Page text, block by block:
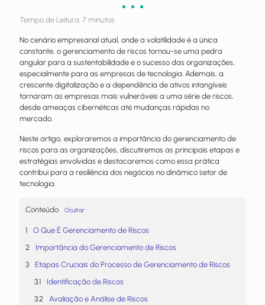
Tempo de Leitura: 7 minutos
No cenário empresarial atual, onde a volatilidade é a única
constante, o gerenciamento de riscos tornou-se uma pedra
angular para a sustentabilidade e o sucesso das organizações,
especialmente para as empresas de tecnologia. Ademais, a
crescente digitalização e a dependência de ativos intangíveis
tornaram as empresas mais vulneráveis a uma série de riscos,
desde ameaças cibernéticas até mudanças rápidas no
mercado.
Neste artigo, exploraremos a importância do gerenciamento de
riscos para as organizações, discutiremos as principais etapas e
estratégias envolvidas e destacaremos como essa prática
contribui para a resiliência dos negócios no dinâmico setor de
tecnologia.
Conteúdo Ocultar
O Que É Gerenciamento de Riscos
Importância do Gerenciamento de Riscos
Etapas Cruciais do Processo de Gerenciamento de Riscos
Identificação de Riscos
Avaliação e Análise de Riscos